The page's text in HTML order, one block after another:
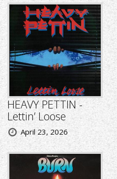
HEAVY PETTIN -
Lettin’ Loose
April 23, 2026